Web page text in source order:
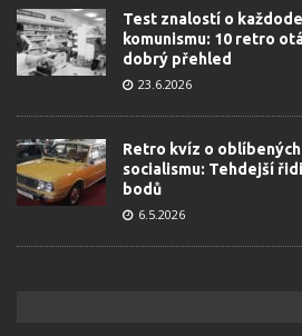
Test znalostí o
komunismu: 10 retro
dobrý přehled
23.6.2026
Retro kvíz o
socialismu: Tehdejší
bodů
6.5.2026